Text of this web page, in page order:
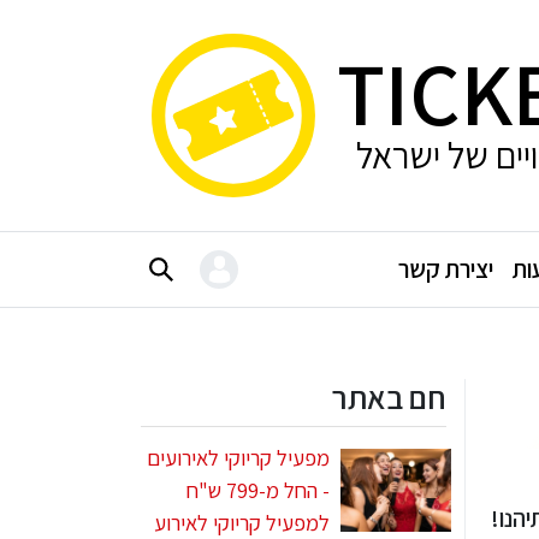
של ישראל
יצירת קשר
חם באתר
מפעיל קריוקי לאירועים
- החל מ-799 ש"ח
למפעיל קריוקי לאירוע